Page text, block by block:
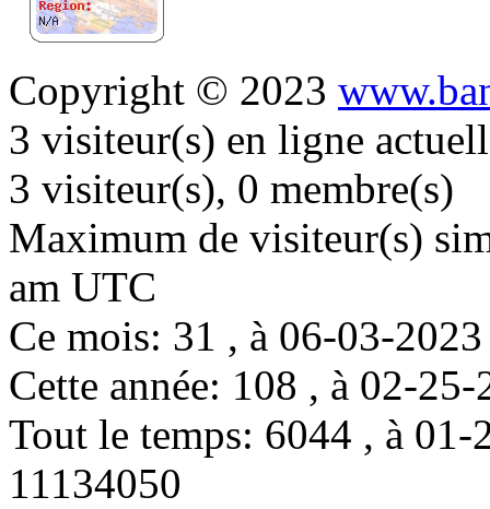
Copyright © 2023
3 visiteur(s) en ligne
3 visiteur(s), 0 membre(s)
Maximum de visiteur(s)
am UTC
Ce mois: 31 , à 06-03-
Cette année: 108 , à 02-
Tout le temps: 6044 , à
11134050